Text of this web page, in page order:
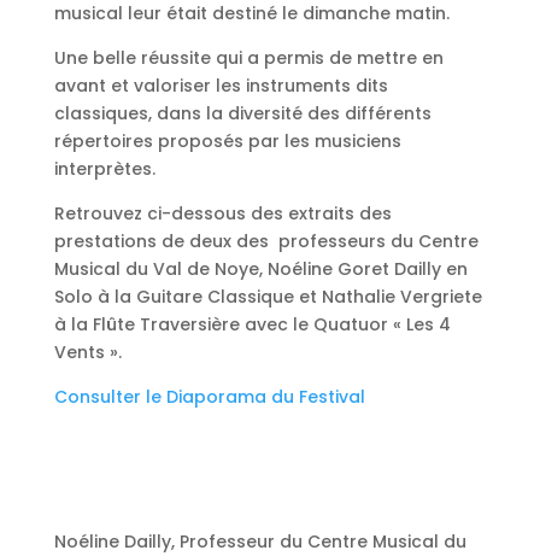
musical leur était destiné le dimanche matin.
Une belle réussite qui a permis de mettre en
avant et valoriser les instruments dits
classiques, dans la diversité des différents
répertoires proposés par les musiciens
interprètes.
Retrouvez ci-dessous des extraits des
prestations de deux des professeurs du Centre
Musical du Val de Noye, Noéline Goret Dailly en
Solo à la Guitare Classique et Nathalie Vergriete
à la Flûte Traversière avec le Quatuor « Les 4
Vents ».
Consulter le Diaporama du Festival
Noéline Dailly, Professeur du Centre Musical du